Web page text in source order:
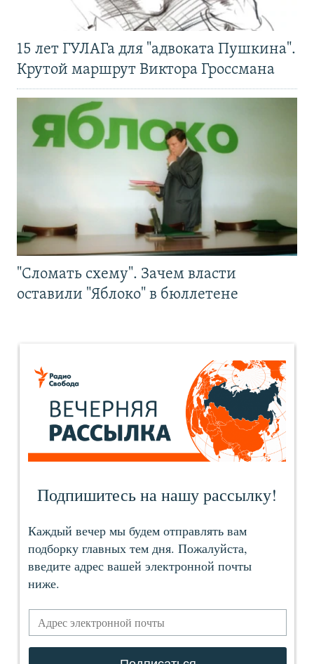
15 лет ГУЛАГа для "адвоката Пушкина".
Крутой маршрут Виктора Гроссмана
"Сломать схему". Зачем власти
оставили "Яблоко" в бюллетене